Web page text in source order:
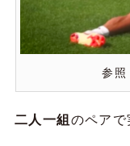
参
二人一組 のペアで